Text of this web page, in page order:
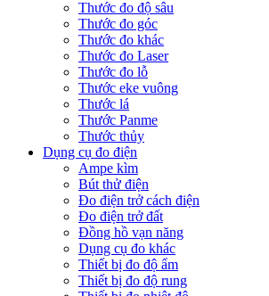
Thước đo độ sâu
Thước đo góc
Thước đo khác
Thước đo Laser
Thước đo lỗ
Thước eke vuông
Thước lá
Thước Panme
Thước thủy
Dụng cụ đo điện
Ampe kìm
Bút thử điện
Đo điện trở cách điện
Đo điện trở đất
Đồng hồ vạn năng
Dụng cụ đo khác
Thiết bị đo độ ẩm
Thiết bị đo độ rung